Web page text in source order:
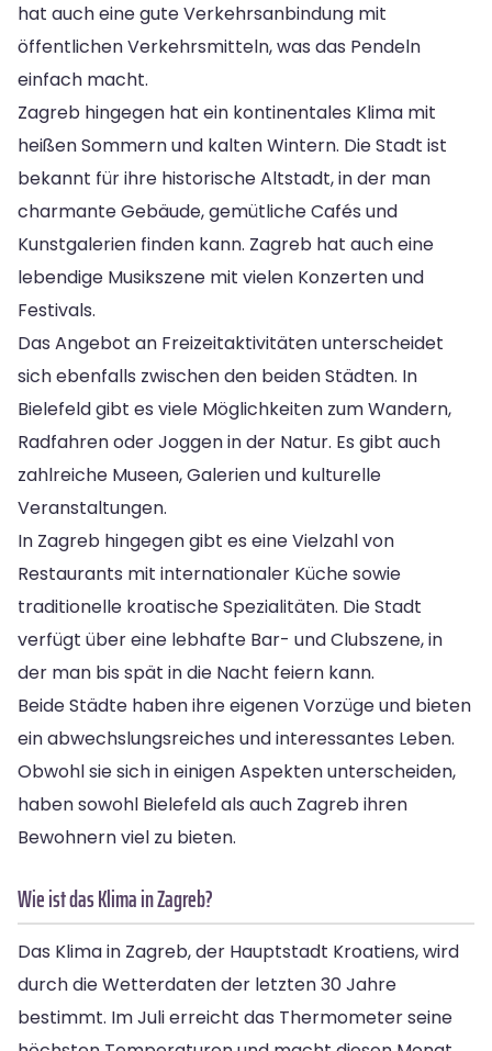
hat auch eine gute Verkehrsanbindung mit
öffentlichen Verkehrsmitteln, was das Pendeln
einfach macht.
Zagreb hingegen hat ein kontinentales Klima mit
heißen Sommern und kalten Wintern. Die Stadt ist
bekannt für ihre historische Altstadt, in der man
charmante Gebäude, gemütliche Cafés und
Kunstgalerien finden kann. Zagreb hat auch eine
lebendige Musikszene mit vielen Konzerten und
Festivals.
Das Angebot an Freizeitaktivitäten unterscheidet
sich ebenfalls zwischen den beiden Städten. In
Bielefeld gibt es viele Möglichkeiten zum Wandern,
Radfahren oder Joggen in der Natur. Es gibt auch
zahlreiche Museen, Galerien und kulturelle
Veranstaltungen.
In Zagreb hingegen gibt es eine Vielzahl von
Restaurants mit internationaler Küche sowie
traditionelle kroatische Spezialitäten. Die Stadt
verfügt über eine lebhafte Bar- und Clubszene, in
der man bis spät in die Nacht feiern kann.
Beide Städte haben ihre eigenen Vorzüge und bieten
ein abwechslungsreiches und interessantes Leben.
Obwohl sie sich in einigen Aspekten unterscheiden,
haben sowohl Bielefeld als auch Zagreb ihren
Bewohnern viel zu bieten.
Wie ist das Klima in Zagreb?
Das Klima in Zagreb, der Hauptstadt Kroatiens, wird
durch die Wetterdaten der letzten 30 Jahre
bestimmt. Im Juli erreicht das Thermometer seine